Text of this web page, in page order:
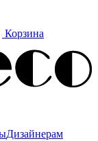
Корзина
Дизайнерам